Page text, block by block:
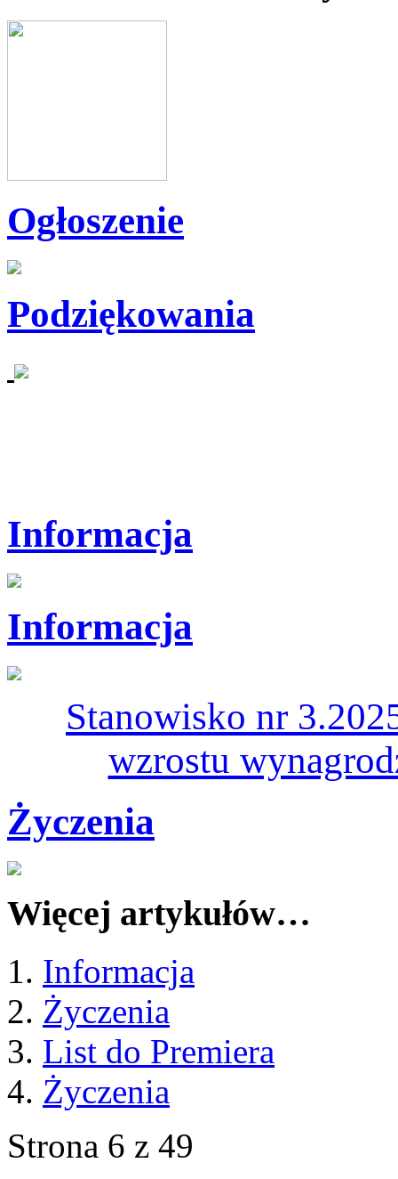
Ogłoszenie
Podziękowania
Informacja
Informacja
Stanowisko nr
wzrostu
Życzenia
Więcej artykułów…
Informacja
Życzenia
List do Premiera
Życzenia
Strona 6 z 49